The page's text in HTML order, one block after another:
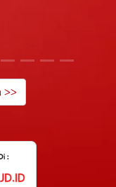
>>